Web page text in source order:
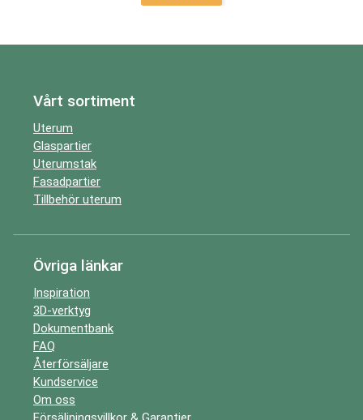
Vårt sortiment
Uterum
Glaspartier
Uterumstak
Fasadpartier
Tillbehör uterum
Övriga länkar
Inspiration
3D-verktyg
Dokumentbank
FAQ
Återförsäljare
Kundservice
Om oss